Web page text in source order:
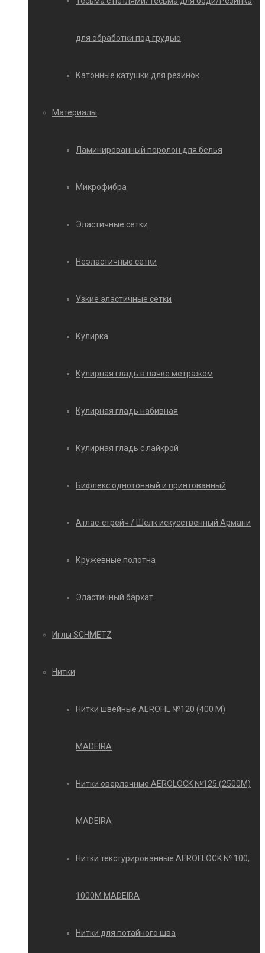
для обработки под грудью
Катонные катушки для резинок
Материалы
Ламинированный поролон для белья
Микрофибра
Эластичные сетки
Неэластичные сетки
Узкие эластичные сетки
Кулирка
Кулирная гладь в пачке метражом
Кулирная гладь набивная
Кулирная гладь с лайкрой
Бифлекс однотонный и принтованный
Атлас-стрейч / Шелк искусственный Армани
Кружевные полотна
Эластичный бархат
Иглы SCHMETZ
Нитки
Нитки швейные AEROFIL №120 (400 М)
MADEIRA
Нитки оверлочные AEROLOCK №125 (2500М)
MADEIRA
Нитки текстурированные AEROFLOCK № 100,
1000М MADEIRA
Нитки для потайного шва